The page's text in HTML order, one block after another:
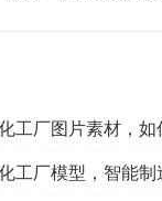
工厂图片素材，
工厂模型，智能制